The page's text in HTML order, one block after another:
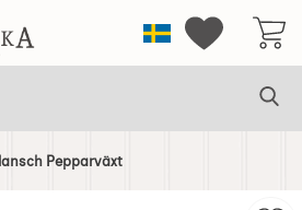
för NostalgiskaSverigeMina
Pepparväxt